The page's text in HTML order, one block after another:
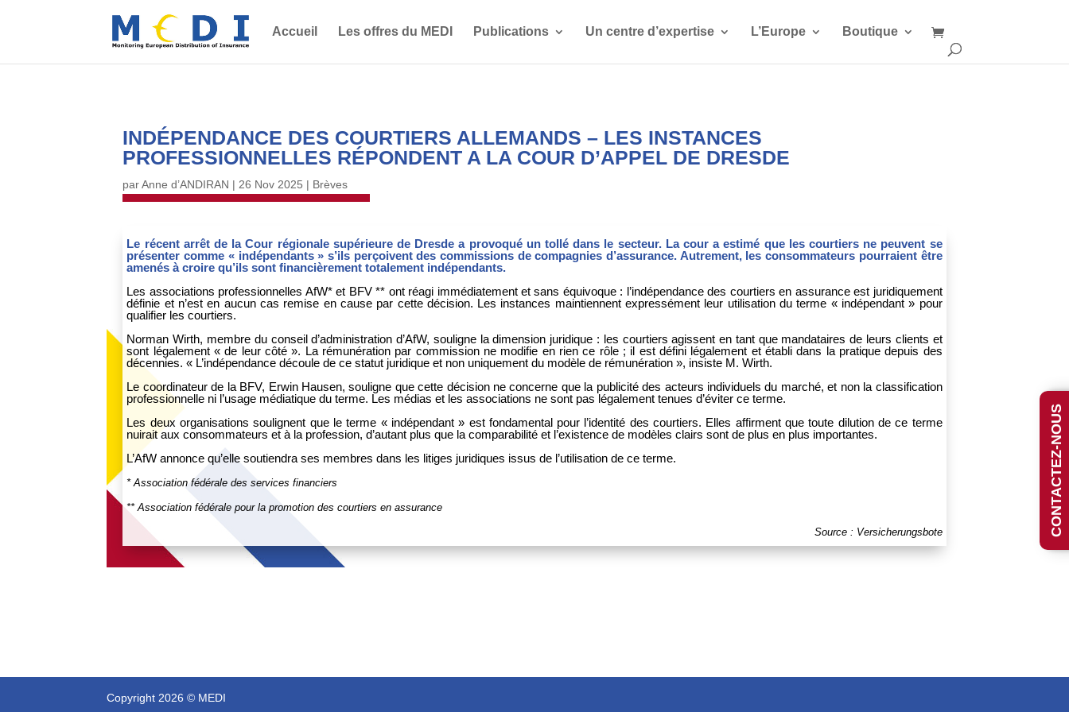
Accueil Les offres du MEDI Publications Un centre d’expertise L’Europe Boutique
INDÉPENDANCE DES COURTIERS ALLEMANDS – LES INSTANCES
PROFESSIONNELLES RÉPONDENT A LA COUR D’APPEL DE DRESDE
parAnne d’ANDIRAN | 26 Nov 2025 | Brèves
Le récent arrêt de la Cour régionale supérieure de Dresde a provoqué un tollé dans le secteur. La cour a estimé que les courtiers ne peuvent se
présenter comme « indépendants » s’ils perçoivent des commissions de compagnies d’assurance. Autrement, les consommateurs pourraient être
amenés à croire qu’ils sont financièrement totalement indépendants.
Les associations professionnelles AfW* et BFV ** ont réagi immédiatement et sans équivoque : l’indépendance des courtiers en assurance est juridiquement
définie et n’est en aucun cas remise en cause par cette décision. Les instances maintiennent expressément leur utilisation du terme « indépendant » pour
qualifier les courtiers.
Norman Wirth, membre du conseil d’administration d’AfW, souligne la dimension juridique : les courtiers agissent en tant que mandataires de leurs clients et
sont légalement « de leur côté ». La rémunération par commission ne modifie en rien ce rôle ; il est défini légalement et établi dans la pratique depuis des
décennies. « L’indépendance découle de ce statut juridique et non uniquement du modèle de rémunération », insiste M. Wirth.
Le coordinateur de la BFV, Erwin Hausen, souligne que cette décision ne concerne que la publicité des acteurs individuels du marché, et non la classification
professionnelle ni l’usage médiatique du terme. Les médias et les associations ne sont pas légalement tenues d’éviter ce terme.
Les deux organisations soulignent que le terme « indépendant » est fondamental pour l’identité des courtiers. Elles affirment que toute dilution de ce terme
nuirait aux consommateurs et à la profession, d’autant plus que la comparabilité et l’existence de modèles clairs sont de plus en plus importantes.
L’AfW annonce qu’elle soutiendra ses membres dans les litiges juridiques issus de l’utilisation de ce terme.
* Association fédérale des services financiers
** Association fédérale pour la promotion des courtiers en assurance
Source : Versicherungsbote
Copyright 2026 © MEDI
CONTACTEZ-NOUS